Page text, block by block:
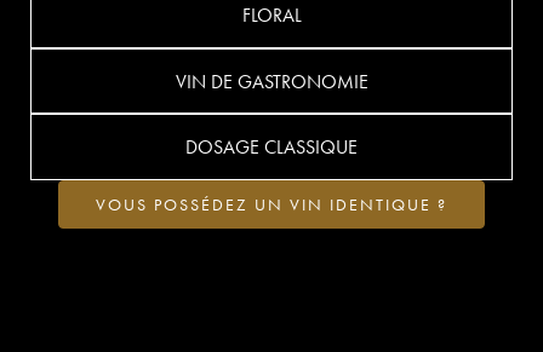
FLORAL
VIN DE GASTRONOMIE
DOSAGE CLASSIQUE
VOUS POSSÉDEZ UN VIN IDENTIQUE ?